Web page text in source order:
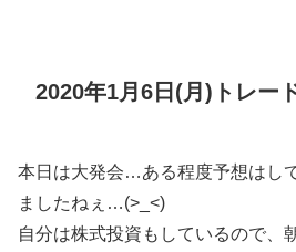
2020年1月6日(月)トレー
本日は大発会…ある程度予想はし
ましたねぇ…(>_<)
自分は株式投資もしているので、